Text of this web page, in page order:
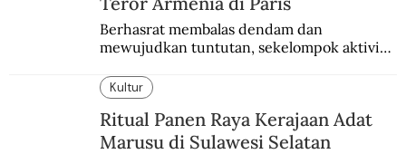
Berhasrat membalas dendam dan
mewujudkan tuntutan, sekelompok aktivis
Paris.
Kultur
Ritual Panen Raya Kerajaan Adat
Marusu di Sulawesi Selatan